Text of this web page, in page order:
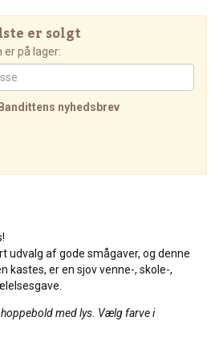
er solgt
er på lager:
nyhedsbrev
udvalg af gode smågaver, og denne
kastes, er en sjov venne-, skole-,
med lys. Vælg farve i